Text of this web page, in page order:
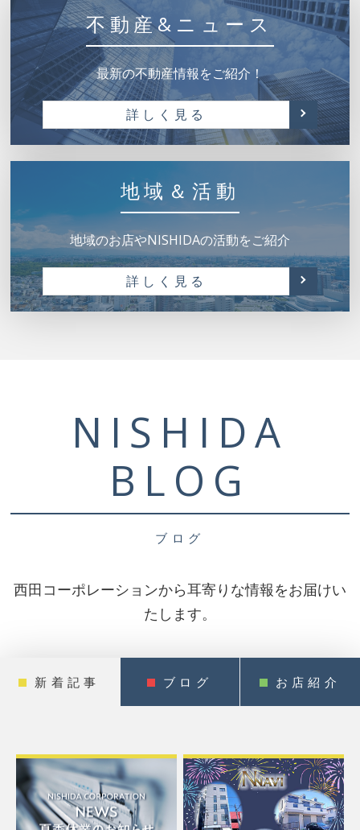
不動産&ニュース
最新の不動産情報をご紹介！
詳しく見る
地域＆活動
地域のお店やNISHIDAの活動をご紹介
詳しく見る
NISHIDA
BLOG
ブログ
西田コーポレーションから耳寄りな情報をお届けい
たします。
新着記事 ブログ お店紹介